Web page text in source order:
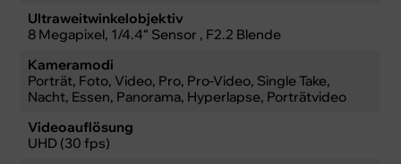
Ultraweitwinkelobjektiv
8 Megapixel, 1/4.4“ Sensor , F2.2 Blende
Kameramodi
Porträt, Foto, Video, Pro, Pro-Video, Single Take,
Nacht, Essen, Panorama, Hyperlapse, Porträtvideo
Videoauflösung
UHD (30 fps)